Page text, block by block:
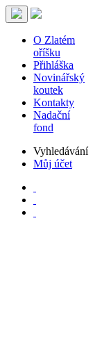
O Zlatém
oříšku
Přihláška
Novinářský
koutek
Kontakty
Nadační
fond
Vyhledávání
Můj účet